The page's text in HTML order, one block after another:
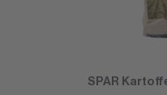
SPAR